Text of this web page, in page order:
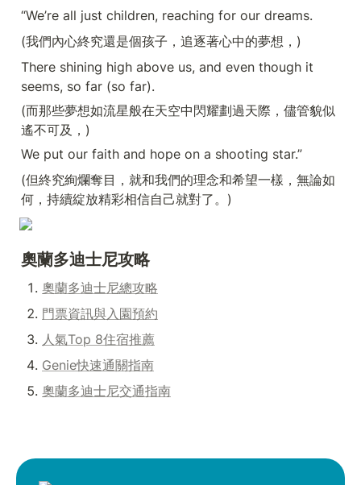
“We’re all just children, reaching for our dreams.
(我們內心終究還是個孩子，追逐著心中的夢想，)
There shining high above us, and even though it
seems, so far (so far).
(而那些夢想如流星般在天空中閃耀劃過天際，儘管貌似
遙不可及，)
We put our faith and hope on a shooting star.”
(但終究絢爛奪目，就和我們的理念和希望一樣，無論如
何，持續綻放精彩相信自己就對了。)
奧蘭多迪士尼攻略
奧蘭多迪士尼總攻略
門票資訊與入園預約
人氣Top 8住宿推薦
Genie快速通關指南
奧蘭多迪士尼交通指南